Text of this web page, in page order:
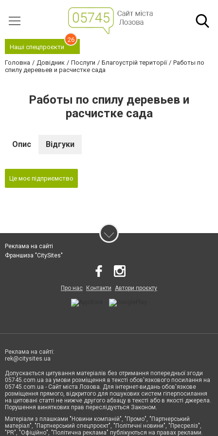
Наші спецпроєкти
26
Головна Довідник Послуги Благоустрій території
Работы по
спилу деревьев и расчистке сада
Работы по спилу деревьев и
расчистке сада
Опис Відгуки
Це моє підприємство
Реклама на сайті
Франшиза "CitySites"
Про нас Контакти Автори проєкту
Реклама на сайті:
rek@citysites.ua
Допускається цитування матеріалів без отримання попередньої згоди
05745.com.ua за умови розміщення в тексті обов'язкового посилання на
05745.com.ua - Сайт міста Лозова. Для інтернет-видань обов'язкове
розміщення прямого, відкритого для пошукових систем гіперпосилання
на цитовані статті не нижче другого абзацу в тексті або в якості джерела.
Порушення виняткових прав переслідується Законом.
Матеріали з плашками "Новини компаній", "Промо", "Партнерський
матеріал", "Партнерський спецпроєкт", "Політичні новини", "Пресреліз",
"PR", "Офіційно", "Політична реклама" публікуються на правах реклами.